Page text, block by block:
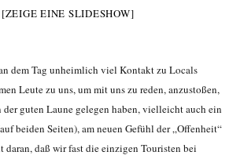
[ZEIGE EINE SLIDESHOW]
dem Tag unheimlich viel Kontakt zu Locals
Leute zu uns, um mit uns zu reden, anzustoßen,
der guten Laune gelegen haben, vielleicht auch ein
beiden Seiten), am neuen Gefühl der „Offenheit“
daran, daß wir fast die einzigen Touristen bei